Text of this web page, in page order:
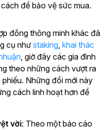
để bảo vệ sức mua.
đồng thông minh khác đã
cụ như staking, khai thác
, giờ đây các gia đình
theo những cách vượt ra
Những đổi mới này
cách linh hoạt hơn để
vời: Theo một báo cáo